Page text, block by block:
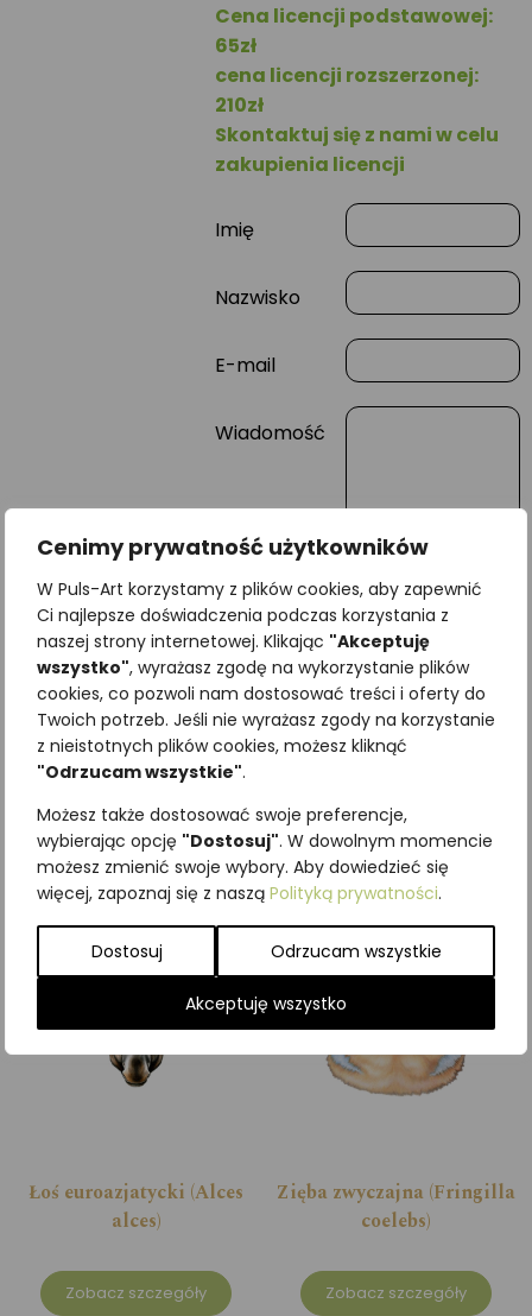
Cenimy prywatność użytkowników
W Puls-Art korzystamy z plików cookies, aby zapewnić
Ci najlepsze doświadczenia podczas korzystania z
naszej strony internetowej. Klikając "Akceptuję
wszystko", wyrażasz zgodę na wykorzystanie plików
cookies, co pozwoli nam dostosować treści i oferty do
Twoich potrzeb. Jeśli nie wyrażasz zgody na korzystanie
z nieistotnych plików cookies, możesz kliknąć
"Odrzucam wszystkie".
Możesz także dostosować swoje preferencje,
wybierając opcję "Dostosuj". W dowolnym momencie
możesz zmienić swoje wybory. Aby dowiedzieć się
więcej, zapoznaj się z naszą Polityką prywatności.
Dostosuj Odrzucam wszystkie
Akceptuję wszystko
Cena licencji podstawowej:
65zł
cena licencji rozszerzonej:
210zł
Skontaktuj się z nami w celu
zakupienia licencji
Imię
Nazwisko
E-mail
Wiadomość
Najniższa cena z ostatnich 30
dni:65,00zł
SKU:
Zwierzęta wiejskie
Podobne produkty
Łoś euroazjatycki (Alces
alces)
Zobacz szczegóły
Zięba zwyczajna (Fringilla
coelebs)
Zobacz szczegóły